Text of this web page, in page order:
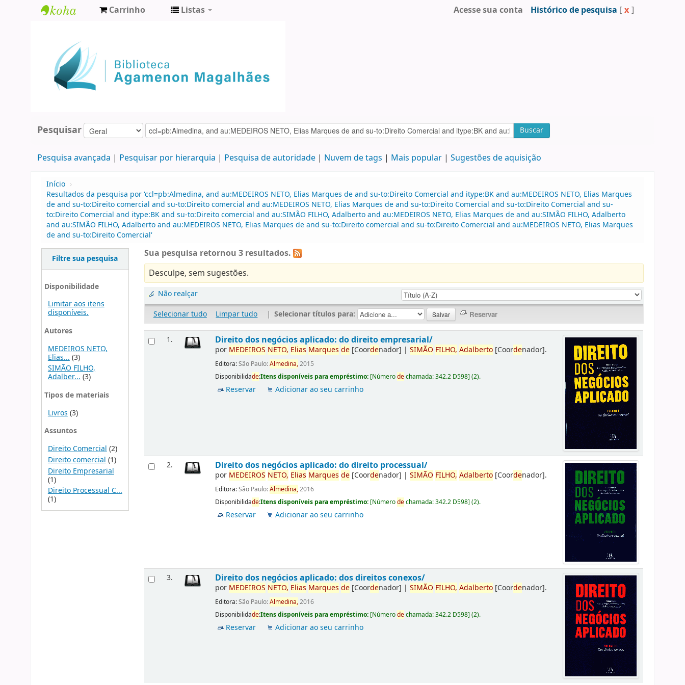
Agamenon
Magalhães
Carrinho Listas Acesse sua conta Histórico de pesquisa [ x ]
Pesquisar Buscar
Pesquisa avançada Pesquisar por hierarquia Pesquisa de autoridade Nuvem de tags Mais popular Sugestões de aquisição
Início ›
Resultados da pesquisa por 'ccl=pb:Almedina, and au:MEDEIROS NETO, Elias Marques de and su-to:Direito Comercial and itype:BK and au:MEDEIROS NETO, Elias Marques
de and su-to:Direito comercial and su-to:Direito comercial and au:MEDEIROS NETO, Elias Marques de and su-to:Direito Comercial and su-to:Direito Comercial and su-
to:Direito Comercial and itype:BK and su-to:Direito comercial and au:SIMÃO FILHO, Adalberto and au:MEDEIROS NETO, Elias Marques de and au:SIMÃO FILHO, Adalberto
and au:SIMÃO FILHO, Adalberto and au:MEDEIROS NETO, Elias Marques de and su-to:Direito comercial and su-to:Direito Comercial and au:MEDEIROS NETO, Elias Marques
de and su-to:Direito Comercial'
Filtre sua pesquisa
Disponibilidade
Limitar aos itens
disponíveis.
Autores
MEDEIROS NETO,
Elias... (3)
SIMÃO FILHO,
Adalber...(3)
Tipos de materiais
Livros (3)
Assuntos
Direito Comercial (2)
Direito comercial (1)
Direito Empresarial
(1)
Direito Processual C...
(1)
Sua pesquisa retornou 3 resultados.
Desculpe, sem sugestões.
Não realçar
Selecionar tudo
Limpar tudo | Selecionar títulos para:
1. Direito dos negócios aplicado: do direito empresarial/
por MEDEIROS NETO, Elias Marques de [Coordenador] |SIMÃO FILHO, Adalberto [Coordenador].
Editora:São Paulo:Almedina,2015
Disponibilidade:Itens disponíveis para empréstimo: [Númerodechamada:342.2 D598](2).
Reservar Adicionar ao seu carrinho
2. Direito dos negócios aplicado: do direito processual/
por MEDEIROS NETO, Elias Marques de [Coordenador] |SIMÃO FILHO, Adalberto [Coordenador].
Editora:São Paulo:Almedina,2016
Disponibilidade:Itens disponíveis para empréstimo: [Númerodechamada:342.2 D598](2).
Reservar Adicionar ao seu carrinho
3. Direito dos negócios aplicado: dos direitos conexos/
por MEDEIROS NETO, Elias Marques de [Coordenador] |SIMÃO FILHO, Adalberto [Coordenador].
Editora:São Paulo:Almedina,2016
Disponibilidade:Itens disponíveis para empréstimo: [Númerodechamada:342.2 D598](2).
Reservar Adicionar ao seu carrinho